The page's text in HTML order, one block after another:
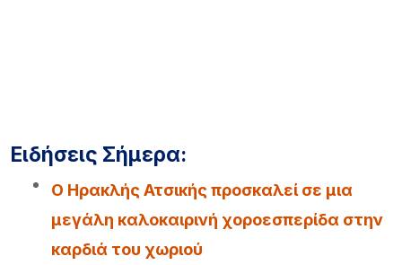
Ειδήσεις Σήμερα:
Ο Ηρακλής Ατσικής προσκαλεί σε μια
μεγάλη καλοκαιρινή χοροεσπερίδα στην
καρδιά του χωριού